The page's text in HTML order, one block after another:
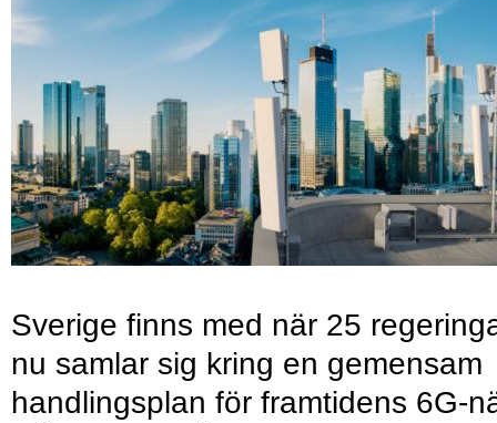
Sverige finns med när 25
nu samlar sig kring en gemensam
handlingsplan för framtidens 6G-